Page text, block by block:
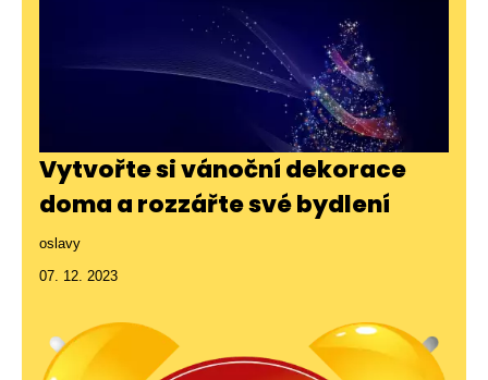
Vytvořte si vánoční dekorace
doma a rozzářte své bydlení
oslavy
07. 12. 2023